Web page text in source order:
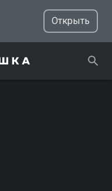
Открыть